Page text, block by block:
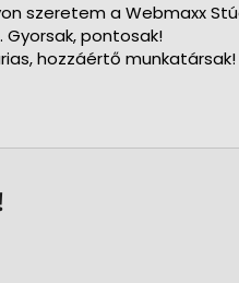
szeretem a Webmaxx
pontosak!
hozzáértő munkatársak!